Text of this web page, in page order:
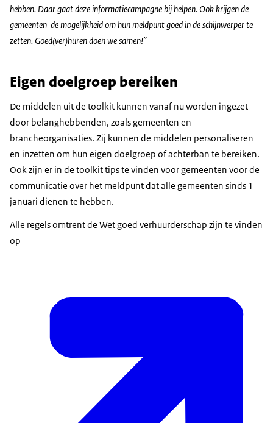
hebben. Daar gaat deze informatiecampagne bij helpen. Ook krijgen de
gemeenten de mogelijkheid om hun meldpunt goed in de schijnwerper te
zetten. Goed(ver)huren doen we samen!”
Eigen doelgroep bereiken
De middelen uit de toolkit kunnen vanaf nu worden ingezet
door belanghebbenden, zoals gemeenten en
brancheorganisaties. Zij kunnen de middelen personaliseren
en inzetten om hun eigen doelgroep of achterban te bereiken.
Ook zijn er in de toolkit tips te vinden voor gemeenten voor de
communicatie over het meldpunt dat alle gemeenten sinds 1
januari dienen te hebben.
Alle regels omtrent de Wet goed verhuurderschap zijn te vinden
op